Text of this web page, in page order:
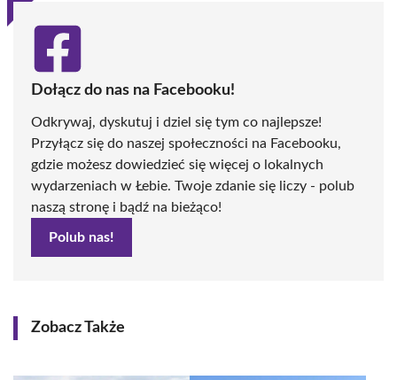
Dołącz do nas na Facebooku!
Odkrywaj, dyskutuj i dziel się tym co najlepsze!
Przyłącz się do naszej społeczności na Facebooku,
gdzie możesz dowiedzieć się więcej o lokalnych
wydarzeniach w Łebie. Twoje zdanie się liczy - polub
naszą stronę i bądź na bieżąco!
Polub nas!
Zobacz Także